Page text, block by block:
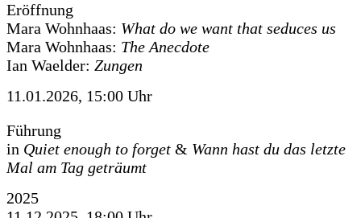
Eröffnung
Mara Wohnhaas: What do we want that seduces us
Mara Wohnhaas: The Anecdote
Ian Waelder: Zungen
11.01.2026, 15:00 Uhr
Führung
in Quiet enough to forget & Wann hast du das letzte
Mal am Tag geträumt
2025